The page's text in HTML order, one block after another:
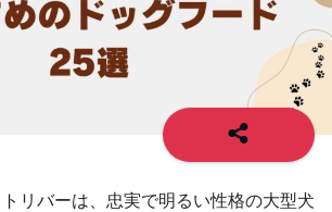
リバーは、忠実で明るい性格の大型犬